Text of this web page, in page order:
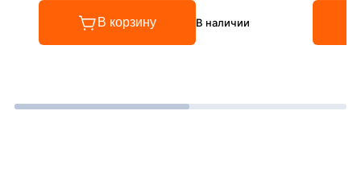
В корзину В наличии